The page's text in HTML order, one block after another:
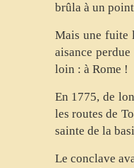
brûla à un
Mais une fuite
aisance
loin : à Rome !
En 1775, de
les routes de
sainte de la
Le conclave